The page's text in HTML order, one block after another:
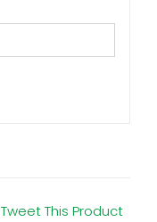
Tweet This Product